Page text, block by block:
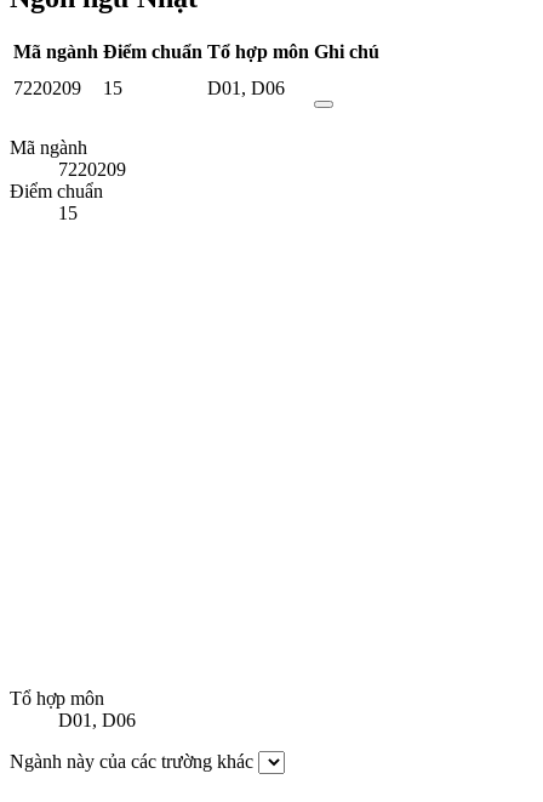
Mã ngành Điểm chuẩn Tổ hợp môn Ghi chú
7220209
15 D01, D06
Mã ngành
7220209
Điểm chuẩn
15
Tổ hợp môn
D01, D06
Ngành này của các trường khác